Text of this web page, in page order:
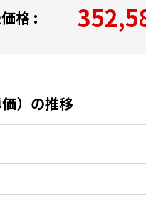
格 :
）の推移